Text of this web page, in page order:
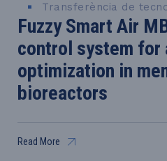
Transferència de
Fuzzy Smart Air
control system for
optimization in
bioreactors
Read More